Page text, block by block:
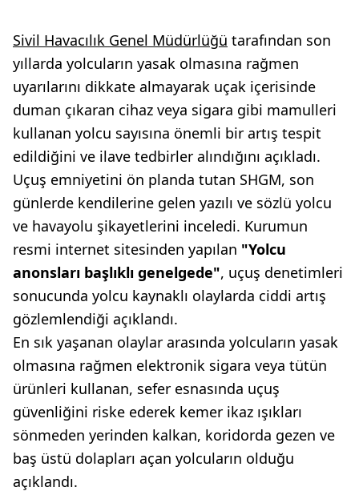
Sivil Havacılık Genel Müdürlüğü tarafından son
yıllarda yolcuların yasak olmasına rağmen
uyarılarını dikkate almayarak uçak içerisinde
duman çıkaran cihaz veya sigara gibi mamulleri
kullanan yolcu sayısına önemli bir artış tespit
edildiğini ve ilave tedbirler alındığını açıkladı.
Uçuş emniyetini ön planda tutan SHGM, son
günlerde kendilerine gelen yazılı ve sözlü yolcu
ve havayolu şikayetlerini inceledi. Kurumun
resmi internet sitesinden yapılan "Yolcu
anonsları başlıklı genelgede", uçuş denetimleri
sonucunda yolcu kaynaklı olaylarda ciddi artış
gözlemlendiği açıklandı.
En sık yaşanan olaylar arasında yolcuların yasak
olmasına rağmen elektronik sigara veya tütün
ürünleri kullanan, sefer esnasında uçuş
güvenliğini riske ederek kemer ikaz ışıkları
sönmeden yerinden kalkan, koridorda gezen ve
baş üstü dolapları açan yolcuların olduğu
açıklandı.